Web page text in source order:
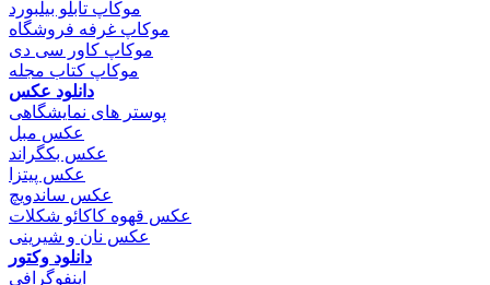
موکاپ تابلو بیلبورد
موکاپ غرفه فروشگاه
موکاپ کاور سی دی
موکاپ کتاب مجله
دانلود عکس
پوستر های نمایشگاهی
عکس مبل
عکس بکگراند
عکس پیتزا
عکس ساندویچ
عکس قهوه کاکائو شکلات
عکس نان و شیرینی
دانلود وکتور
اینفوگرافی